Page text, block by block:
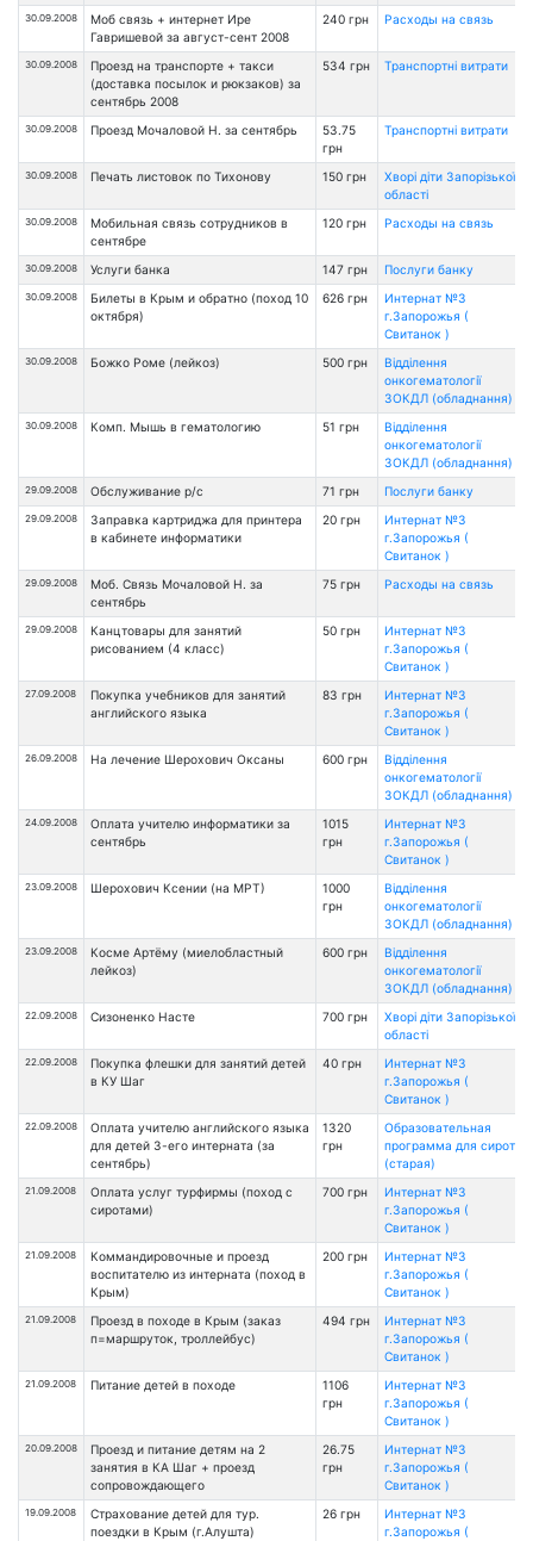
30.09.2008
Моб связь + интернет Ире
Гавришевой за август-сент 2008
240 грн Расходы на связь
30.09.2008
Проезд на транспорте + такси
(доставка посылок и рюкзаков) за
сентябрь 2008
534 грн Транспортні витрати
30.09.2008 Проезд Мочаловой Н. за сентябрь
53.75
грн
Транспортні витрати
30.09.2008 Печать листовок по Тихонову 150 грн
Хворі діти Запорізької
області
30.09.2008
Мобильная связь сотрудников в
сентябре
120 грн Расходы на связь
30.09.2008 Услуги банка 147 грн Послуги банку
30.09.2008
Билеты в Крым и обратно (поход 10
октября)
626 грн
Интернат №3
г.Запорожья (
Свитанок )
30.09.2008 Божко Роме (лейкоз) 500 грн
Відділення
онкогематології
ЗОКДЛ (обладнання)
30.09.2008 Комп. Мышь в гематологию 51 грн
Відділення
онкогематології
ЗОКДЛ (обладнання)
29.09.2008 Обслуживание р/с 71 грн Послуги банку
29.09.2008
Заправка картриджа для принтера
в кабинете информатики
20 грн
Интернат №3
г.Запорожья (
Свитанок )
29.09.2008
Mоб. Связь Мочаловой Н. за
сентябрь
75 грн Расходы на связь
29.09.2008
Канцтовары для занятий
рисованием (4 класс)
50 грн
Интернат №3
г.Запорожья (
Свитанок )
27.09.2008
Покупка учебников для занятий
английского языка
83 грн
Интернат №3
г.Запорожья (
Свитанок )
26.09.2008 На лечение Шерохович Оксаны 600 грн
Відділення
онкогематології
ЗОКДЛ (обладнання)
24.09.2008
Оплата учителю информатики за
сентябрь
1015
грн
Интернат №3
г.Запорожья (
Свитанок )
23.09.2008 Шерохович Ксении (на МРТ)
1000
грн
Відділення
онкогематології
ЗОКДЛ (обладнання)
23.09.2008
Косме Артёму (миелобластный
лейкоз)
600 грн
Відділення
онкогематології
ЗОКДЛ (обладнання)
22.09.2008 Сизоненко Насте 700 грн
Хворі діти Запорізької
області
22.09.2008
Покупка флешки для занятий детей
в КУ Шаг
40 грн
Интернат №3
г.Запорожья (
Свитанок )
22.09.2008
Оплата учителю английского языка
для детей 3-его интерната (за
сентябрь)
1320
грн
Образовательная
программа для сирот
(старая)
21.09.2008
Оплата услуг турфирмы (поход с
сиротами)
700 грн
Интернат №3
г.Запорожья (
Свитанок )
21.09.2008
Коммандировочные и проезд
воспитателю из интерната (поход в
Крым)
200 грн
Интернат №3
г.Запорожья (
Свитанок )
21.09.2008
Проезд в походе в Крым (заказ
п=маршруток, троллейбус)
494 грн
Интернат №3
г.Запорожья (
Свитанок )
21.09.2008 Питание детей в походе
1106
грн
Интернат №3
г.Запорожья (
Свитанок )
20.09.2008
Проезд и питание детям на 2
занятия в КА Шаг + проезд
сопровождающего
26.75
грн
Интернат №3
г.Запорожья (
Свитанок )
19.09.2008
Страхование детей для тур.
поездки в Крым (г.Алушта)
26 грн
Интернат №3
г.Запорожья (